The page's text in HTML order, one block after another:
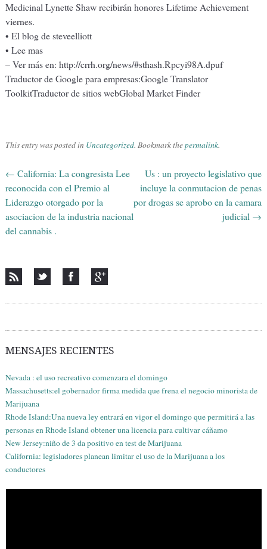
Medicinal Lynette Shaw recibirán honores Lifetime Achievement
viernes.
• El blog de steveelliott
• Lee mas
– Ver más en: http://crrh.org/news/#sthash.Rpcyi98A.dpuf
Traductor de Google para empresas:Google Translator
ToolkitTraductor de sitios webGlobal Market Finder
This entry was posted in Uncategorized. Bookmark thepermalink.
Post navigation
← California: La congresista Lee
reconocida con el Premio al
Liderazgo otorgado por la
asociacion de la industria nacional
del cannabis .
Us : un proyecto legislativo que
incluye la conmutacion de penas
por drogas se aprobo en la camara
judicial →
MENSAJES RECIENTES
Nevada : el uso recreativo comenzara el domingo
Massachusetts:el gobernador firma medida que frena el negocio minorista de
Marijuana
Rhode Island:Una nueva ley entrará en vigor el domingo que permitirá a las
personas en Rhode Island obtener una licencia para cultivar cáñamo
New Jersey:niño de 3 da positivo en test de Marijuana
California: legisladores planean limitar el uso de la Marijuana a los
conductores